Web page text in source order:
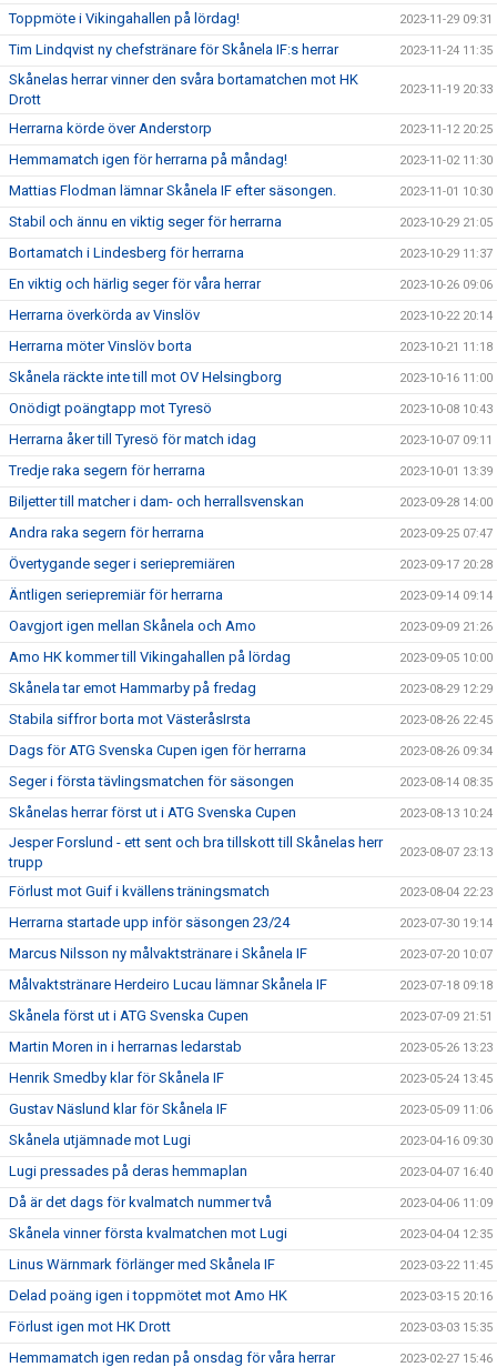
Toppmöte i Vikingahallen på lördag! 2023-11-29 09:31
Tim Lindqvist ny chefstränare för Skånela IF:s herrar 2023-11-24 11:35
Skånelas herrar vinner den svåra bortamatchen mot HK
Drott
2023-11-19 20:33
Herrarna körde över Anderstorp 2023-11-12 20:25
Hemmamatch igen för herrarna på måndag! 2023-11-02 11:30
Mattias Flodman lämnar Skånela IF efter säsongen. 2023-11-01 10:30
Stabil och ännu en viktig seger för herrarna 2023-10-29 21:05
Bortamatch i Lindesberg för herrarna 2023-10-29 11:37
En viktig och härlig seger för våra herrar 2023-10-26 09:06
Herrarna överkörda av Vinslöv 2023-10-22 20:14
Herrarna möter Vinslöv borta 2023-10-21 11:18
Skånela räckte inte till mot OV Helsingborg 2023-10-16 11:00
Onödigt poängtapp mot Tyresö 2023-10-08 10:43
Herrarna åker till Tyresö för match idag 2023-10-07 09:11
Tredje raka segern för herrarna 2023-10-01 13:39
Biljetter till matcher i dam- och herrallsvenskan 2023-09-28 14:00
Andra raka segern för herrarna 2023-09-25 07:47
Övertygande seger i seriepremiären 2023-09-17 20:28
Äntligen seriepremiär för herrarna 2023-09-14 09:14
Oavgjort igen mellan Skånela och Amo 2023-09-09 21:26
Amo HK kommer till Vikingahallen på lördag 2023-09-05 10:00
Skånela tar emot Hammarby på fredag 2023-08-29 12:29
Stabila siffror borta mot VästeråsIrsta 2023-08-26 22:45
Dags för ATG Svenska Cupen igen för herrarna 2023-08-26 09:34
Seger i första tävlingsmatchen för säsongen 2023-08-14 08:35
Skånelas herrar först ut i ATG Svenska Cupen 2023-08-13 10:24
Jesper Forslund - ett sent och bra tillskott till Skånelas herr
trupp
2023-08-07 23:13
Förlust mot Guif i kvällens träningsmatch 2023-08-04 22:23
Herrarna startade upp inför säsongen 23/24 2023-07-30 19:14
Marcus Nilsson ny målvaktstränare i Skånela IF 2023-07-20 10:07
Målvaktstränare Herdeiro Lucau lämnar Skånela IF 2023-07-18 09:18
Skånela först ut i ATG Svenska Cupen 2023-07-09 21:51
Martin Moren in i herrarnas ledarstab 2023-05-26 13:23
Henrik Smedby klar för Skånela IF 2023-05-24 13:45
Gustav Näslund klar för Skånela IF 2023-05-09 11:06
Skånela utjämnade mot Lugi 2023-04-16 09:30
Lugi pressades på deras hemmaplan 2023-04-07 16:40
Då är det dags för kvalmatch nummer två 2023-04-06 11:09
Skånela vinner första kvalmatchen mot Lugi 2023-04-04 12:35
Linus Wärnmark förlänger med Skånela IF 2023-03-22 11:45
Delad poäng igen i toppmötet mot Amo HK 2023-03-15 20:16
Förlust igen mot HK Drott 2023-03-03 15:35
Hemmamatch igen redan på onsdag för våra herrar 2023-02-27 15:46